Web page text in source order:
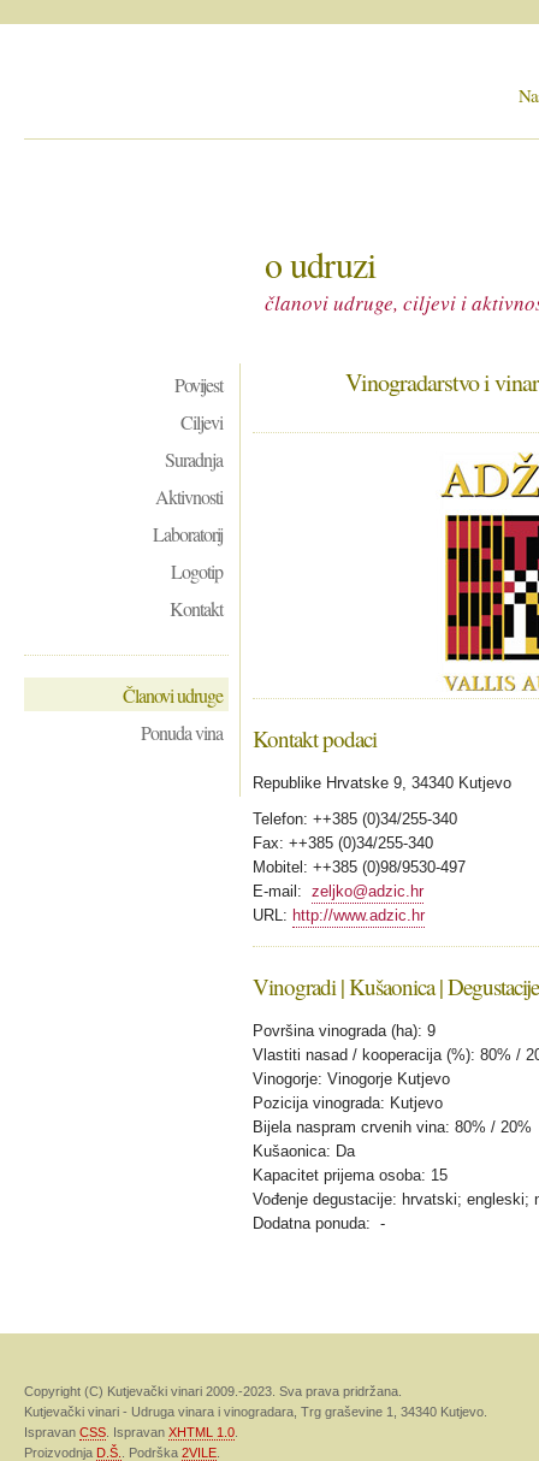
o udruzi
članovi udruge, ciljevi i
Povijest
Ciljevi
Suradnja
Aktivnosti
Laboratorij
Logotip
Kontakt
Članovi udruge
Ponuda vina
Vinogradarstvo i
Kontakt podaci
Republike Hrvatske 9, 34340 Kutjevo
Telefon: ++385 (0)34/255-340
Fax: ++385 (0)34/255-340
Mobitel: ++385 (0)98/9530-497
E-mail: zeljko@adzic.hr
URL: http://www.adzic.hr
Vinogradi | Kušaonica | Degustacije
Površina vinograda (ha): 9
Vlastiti nasad / kooperacija (%): 80% /
Vinogorje: Vinogorje Kutjevo
Pozicija vinograda: Kutjevo
Bijela naspram crvenih vina: 80% / 20%
Kušaonica: Da
Kapacitet prijema osoba: 15
Vođenje degustacije: hrvatski; engleski;
Dodatna ponuda: -
Copyright (C) Kutjevački vinari 2009.-2023. Sva prava pridržana.
Kutjevački vinari - Udruga vinara i vinogradara, Trg graševine 1, 34340 Kutjevo.
Ispravan CSS . Ispravan XHTML 1.0
Proizvodnja D.Š. . Podrška 2VILE